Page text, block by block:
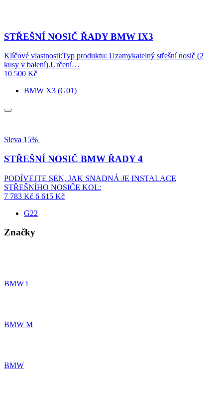
STŘEŠNÍ NOSIČ ŘADY BMW IX3
Klíčové vlastnosti:Typ produktu: Uzamykatelný střešní nosič (2
kusy v balení).Určení…
10 500 Kč
BMW X3 (G01)
Sleva 15%
STŘEŠNÍ NOSIČ BMW ŘADY 4
PODÍVEJTE SEN, JAK SNADNÁ JE INSTALACE
STŘEŠNÍHO NOSIČE KOL:
7 783 Kč 6 615 Kč
G22
Značky
BMW i
BMW M
BMW